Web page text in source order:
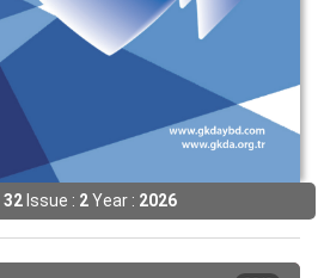
32Issue : 2Year : 2026